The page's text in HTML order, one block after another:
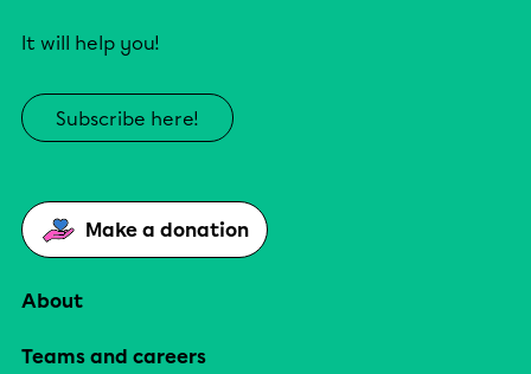
It will help you!
Subscribe here!
Make a donation
About
Teams and careers